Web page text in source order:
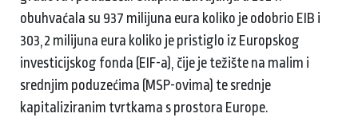
obuhvaćala su 937 milijuna eura koliko je odobrio EIB i
303,2 milijuna eura koliko je pristiglo iz Europskog
investicijskog fonda (EIF-a), čije je težište na malim i
srednjim poduzećima (MSP-ovima) te srednje
kapitaliziranim tvrtkama s prostora Europe.